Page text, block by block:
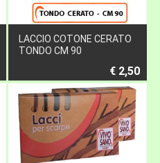
LACCIO COTONE CERATO
TONDO CM 90
€ 2,50